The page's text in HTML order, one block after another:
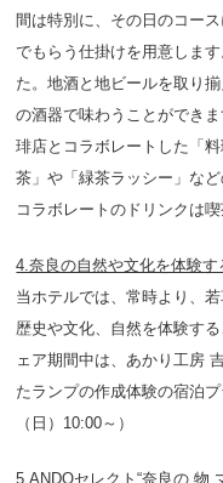
間は特別に、その日のコー
でもらう仕掛けを用意しま
た。地酒と地ビールを取り
の酒器で味わうことができ
琲店とコラボレートした「
茶」や「緑茶ラッシー」な
コラボレートのドリンクは
4.奈良の自然や文化を体験す
当ホテルでは、常時より、
歴史や文化、自然を体験す
ェア期間中は、あかり工房
たランプの作成体験の宿泊
（日）10:00～）
5.ANDOセレクト“奈良の 物